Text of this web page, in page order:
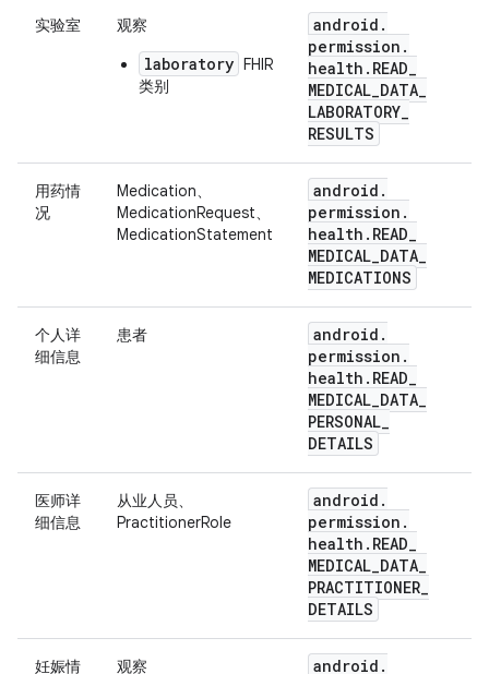
实验室 观察
laboratory FHIR
类别
android .
permission .
health . READ_
MEDICAL_DATA_
LABORATORY_
RESULTS
用药情
况
Medication、
MedicationRequest、
MedicationStatement
android .
permission .
health . READ_
MEDICAL_DATA_
MEDICATIONS
个人详
细信息
患者 android .
permission .
health . READ_
MEDICAL_DATA_
PERSONAL_
DETAILS
医师详
细信息
从业人员、
PractitionerRole
android .
permission .
health . READ_
MEDICAL_DATA_
PRACTITIONER_
DETAILS
妊娠情
观察
android .